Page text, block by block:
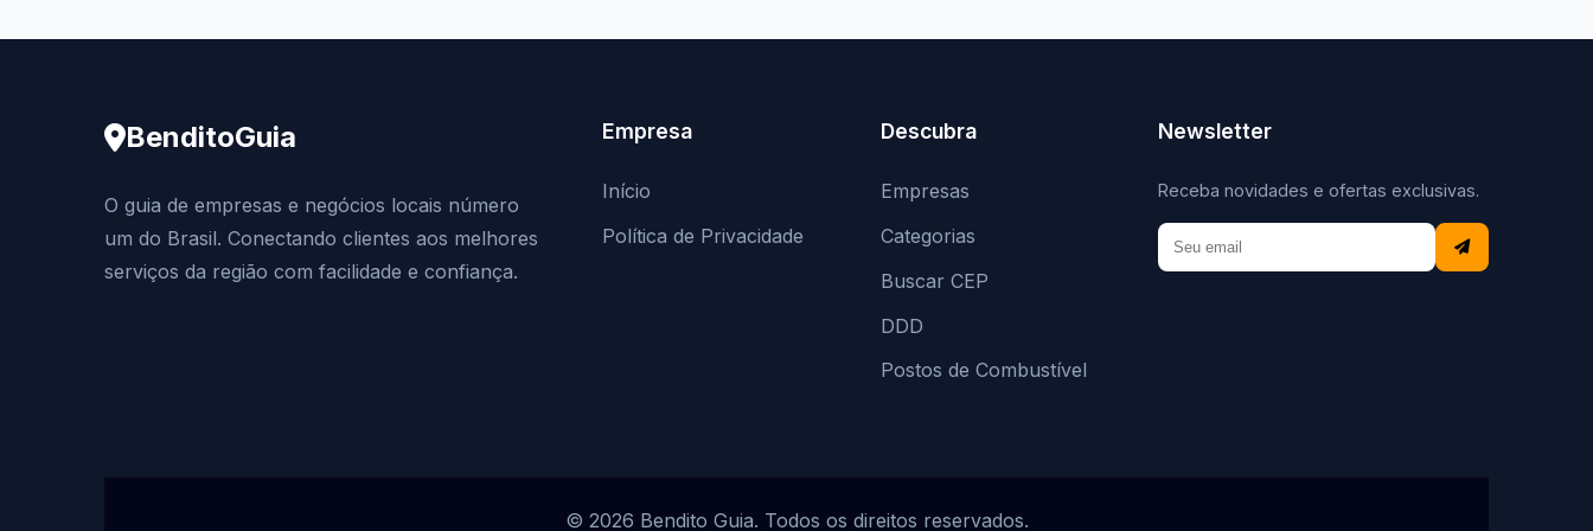
BenditoGuia
O guia de empresas e negócios locais número
um do Brasil. Conectando clientes aos melhores
serviços da região com facilidade e confiança.
Empresa
Início
Política de Privacidade
Descubra
Empresas
Categorias
Buscar CEP
DDD
Postos de Combustível
Newsletter
Receba novidades e ofertas exclusivas.
© 2026 Bendito Guia. Todos os direitos reservados.